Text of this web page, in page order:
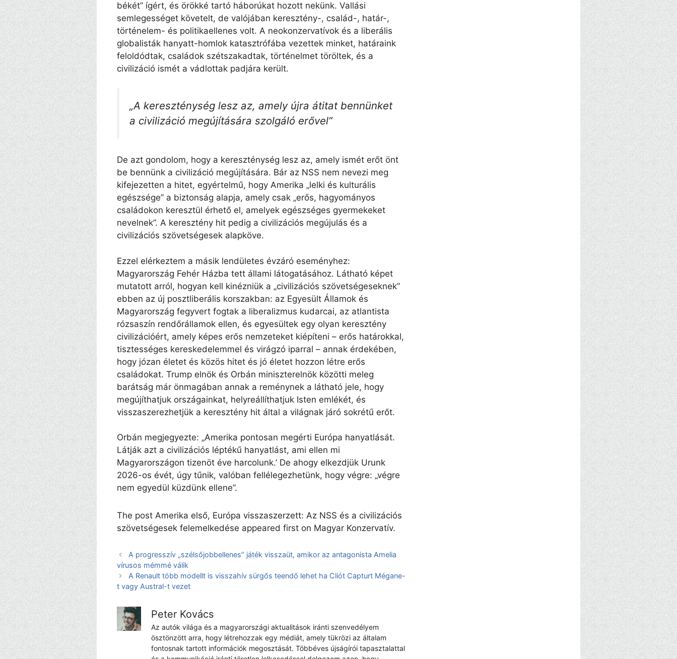
békét” ígért, és örökké tartó háborúkat hozott nekünk. Vallási
semlegességet követelt, de valójában keresztény-, család-, határ-,
történelem- és politikaellenes volt. A neokonzervatívok és a liberális
globalisták hanyatt-homlok katasztrófába vezettek minket, határaink
feloldódtak, családok szétszakadtak, történelmet töröltek, és a
civilizáció ismét a vádlottak padjára került.
„A kereszténység lesz az, amely újra átitat bennünket
a civilizáció megújítására szolgáló erővel”
De azt gondolom, hogy a kereszténység lesz az, amely ismét erőt önt
be bennünk a civilizáció megújítására. Bár az NSS nem nevezi meg
kifejezetten a hitet, egyértelmű, hogy Amerika „lelki és kulturális
egészsége” a biztonság alapja, amely csak „erős, hagyományos
családokon keresztül érhető el, amelyek egészséges gyermekeket
nevelnek”. A keresztény hit pedig a civilizációs megújulás és a
civilizációs szövetségesek alapköve.
Ezzel elérkeztem a másik lendületes évzáró eseményhez:
Magyarország Fehér Házba tett állami látogatásához. Látható képet
mutatott arról, hogyan kell kinézniük a „civilizációs szövetségeseknek”
ebben az új posztliberális korszakban: az Egyesült Államok és
Magyarország fegyvert fogtak a liberalizmus kudarcai, az atlantista
rózsaszín rendőrállamok ellen, és egyesültek egy olyan keresztény
civilizációért, amely képes erős nemzeteket kiépíteni – erős határokkal,
tisztességes kereskedelemmel és virágzó iparral – annak érdekében,
hogy józan életet és közös hitet és jó életet hozzon létre erős
családokat. Trump elnök és Orbán miniszterelnök közötti meleg
barátság már önmagában annak a reménynek a látható jele, hogy
megújíthatjuk országainkat, helyreállíthatjuk Isten emlékét, és
visszaszerezhetjük a keresztény hit által a világnak járó sokrétű erőt.
Orbán megjegyezte: „Amerika pontosan megérti Európa hanyatlását.
Látják azt a civilizációs léptékű hanyatlást, ami ellen mi
Magyarországon tizenöt éve harcolunk.’ De ahogy elkezdjük Urunk
2026-os évét, úgy tűnik, valóban fellélegezhetünk, hogy végre: „végre
nem egyedül küzdünk ellene”.
The post Amerika első, Európa visszaszerzett: Az NSS és a civilizációs
szövetségesek felemelkedése appeared first on Magyar Konzervatív.
A progresszív „szélsőjobbellenes” játék visszaüt, amikor az antagonista Amelia
vírusos mémmé válik
A Renault több modellt is visszahív sürgős teendő lehet ha Cliót Capturt Mégane-
t vagy Austral-t vezet
Peter Kovács
Az autók világa és a magyarországi aktualitások iránti szenvedélyem
ösztönzött arra, hogy létrehozzak egy médiát, amely tükrözi az általam
fontosnak tartott információk megosztását. Többéves újságírói tapasztalattal